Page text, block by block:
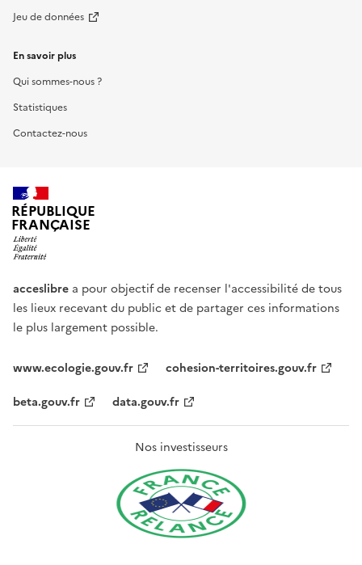
Jeu de données
En savoir plus
Qui sommes-nous ?
Statistiques
Contactez-nous
RÉPUBLIQUE
FRANÇAISE
acceslibre a pour objectif de recenser l'accessibilité de tous
les lieux recevant du public et de partager ces informations
le plus largement possible.
www.ecologie.gouv.fr
cohesion-territoires.gouv.fr
beta.gouv.fr
data.gouv.fr
Nos investisseurs